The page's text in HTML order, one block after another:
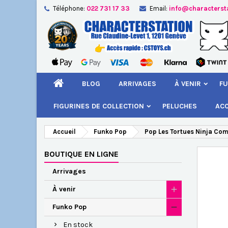
Téléphone: 022 731 17 33 Email:
BLOG ARRIVAGES À VENIR
FIGURINES DE COLLECTION PELUCHES
Accueil Funko Pop Pop Les Tortues Ninja
BOUTIQUE EN LIGNE
Arrivages
À venir
Funko Pop
En stock